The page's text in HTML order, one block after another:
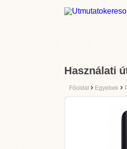
Használati
Főoldal › Egyebek ›